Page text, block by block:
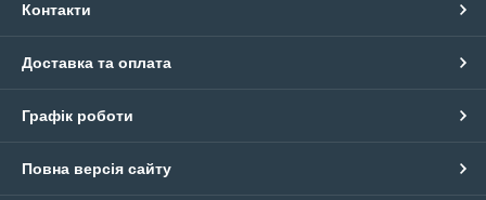
Контакти
Доставка та оплата
Графік роботи
Повна версія сайту